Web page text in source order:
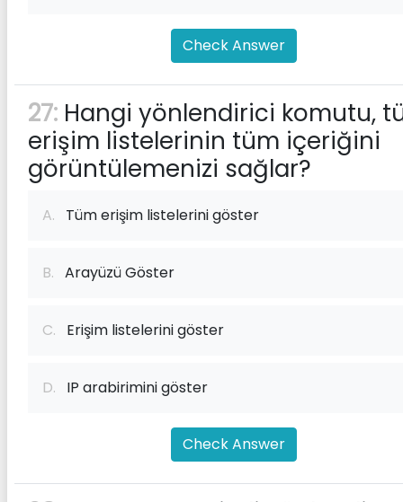
Check Answer
27: Hangi yönlendirici komutu,
erişim listelerinin tüm içeriğini
görüntülemenizi sağlar?
A. Tüm erişim listelerini göster
B. Arayüzü Göster
C. Erişim listelerini göster
D. IP arabirimini göster
Check Answer